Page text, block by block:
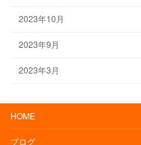
2023年10月
2023年9月
2023年3月
HOME
ブログ